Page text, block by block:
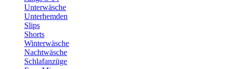
Unterwäsche
Unterhemden
Slips
Shorts
Winterwäsche
Nachtwäsche
Schlafanzüge